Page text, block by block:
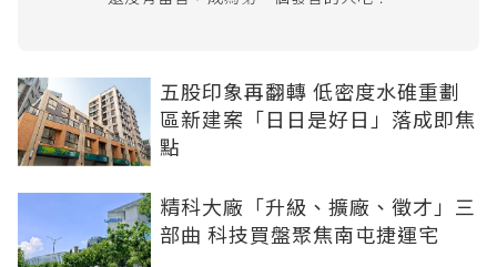
五股印象再翻轉 低密度水碓重劃
區新建案「日日是好日」落成即焦
點
精科大廠「升級、擴廠、徵才」三
部曲 科技買盤聚焦南屯捷運宅